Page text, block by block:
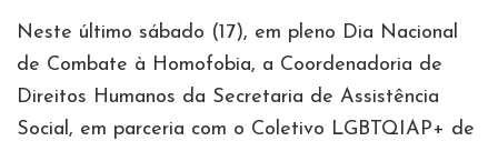
Neste último sábado (17), em pleno Dia Nacional
de Combate à Homofobia, a Coordenadoria de
Direitos Humanos da Secretaria de Assistência
Social, em parceria com o Coletivo LGBTQIAP+ de